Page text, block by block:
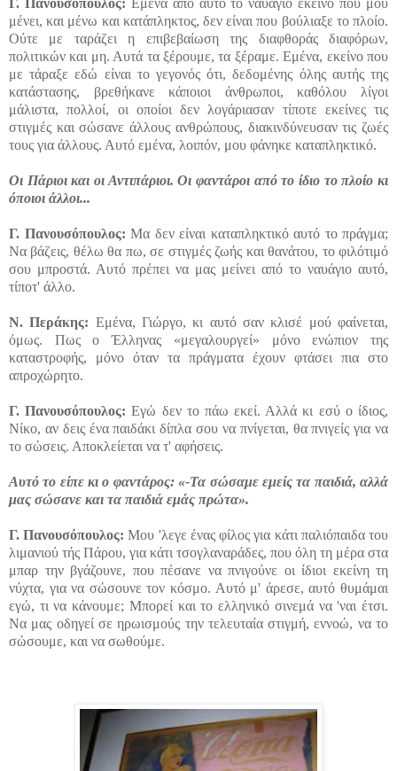
μένει, και μένω και κατάπληκτος, δεν είναι που βούλιαξε το πλοίο.
Ούτε με ταράζει η επιβεβαίωση της διαφθοράς διαφόρων,
πολιτικών και μη. Αυτά τα ξέρουμε, τα ξέραμε. Εμένα, εκείνο που
με τάραξε εδώ είναι το γεγονός ότι, δεδομένης όλης αυτής της
κατάστασης, βρεθήκανε κάποιοι άνθρωποι, καθόλου λίγοι
μάλιστα, πολλοί, οι οποίοι δεν λογάριασαν τίποτε εκείνες τις
στιγμές και σώσανε άλλους ανθρώπους, διακινδύνευσαν τις ζωές
τους για άλλους. Αυτό εμένα, λοιπόν, μου φάνηκε καταπληκτικό.
Οι Πάριοι και οι Αντιπάριοι. Οι φαντάροι από το ίδιο το πλοίο κι
όποιοι άλλοι...
Γ. Πανουσόπουλος: Μα δεν είναι καταπληκτικό αυτό το πράγμα;
Να βάζεις, θέλω θα πω, σε στιγμές ζωής και θανάτου, το φιλότιμό
σου μπροστά. Αυτό πρέπει να μας μείνει από το ναυάγιο αυτό,
τίποτ' άλλο.
Ν. Περάκης: Εμένα, Γιώργο, κι αυτό σαν κλισέ μού φαίνεται,
όμως. Πως ο Έλληνας «μεγαλουργεί» μόνο ενώπιον της
καταστροφής, μόνο όταν τα πράγματα έχουν φτάσει πια στο
απροχώρητο.
Γ. Πανουσόπουλος: Εγώ δεν το πάω εκεί. Αλλά κι εσύ ο ίδιος,
Νίκο, αν δεις ένα παιδάκι δίπλα σου να πνίγεται, θα πνιγείς για να
το σώσεις. Αποκλείεται να τ' αφήσεις.
Αυτό το είπε κι ο φαντάρος: «-Τα σώσαμε εμείς τα παιδιά, αλλά
μας σώσανε και τα παιδιά εμάς πρώτα».
Γ. Πανουσόπουλος: Μου 'λεγε ένας φίλος για κάτι παλιόπαιδα του
λιμανιού τής Πάρου, για κάτι τσογλαναράδες, που όλη τη μέρα στα
μπαρ την βγάζουνε, που πέσανε να πνιγούνε οι ίδιοι εκείνη τη
νύχτα, για να σώσουνε τον κόσμο. Αυτό μ' άρεσε, αυτό θυμάμαι
εγώ, τι να κάνουμε; Μπορεί και το ελληνικό σινεμά να 'ναι έτσι.
Να μας οδηγεί σε ηρωισμούς την τελευταία στιγμή, εννοώ, να το
σώσουμε, και να σωθούμε.